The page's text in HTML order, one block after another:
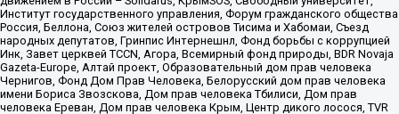
Институт государственного управления, Форум гражданского общества
Россия, Беллона, Союз жителей островов Тисима и Хабомаи, Съезд
народных депутатов, Гринпис Интернешнл, Фонд борьбы с коррупцией
Инк, Завет церквей TCCN, Агора, Всемирный фонд природы, BDR Novaja
Gazeta-Europe, Алтай проект, Образовательный дом прав человека
Чернигов, Фонд Дом Прав Человека, Белорусский дом прав человека
имени Бориса Звозскова, Дом прав человека Тбилиси, Дом прав
человека Ереван, Дом прав человека Крым, Центр дикого лосося, TVR